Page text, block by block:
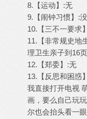
8.【运动】:无
9.【闹钟习惯】:
10.【三不一要求
11.【非常规史地
理卫生亲子到16
12.【郑委】:无
13.【反思和困惑
我直接打开电视
画，要么自己玩
尔也会抬头看一